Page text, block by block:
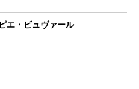
エ・ビュヴァール